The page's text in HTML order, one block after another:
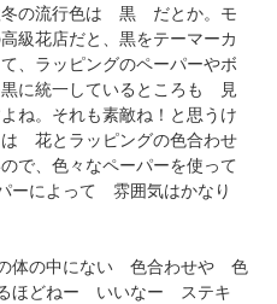
冬の流行色は 黒 だとか。モ
級花店だと、黒をテーマーカ
、ラッピングのペーパーやボ
黒に統一しているところも 見
ね。それも素敵ね！と思うけ
は 花とラッピングの色合わせ
で、色々なペーパーを使って
ーによって 雰囲気はかなり
体の中にない 色合わせや 色
ほどねー いいなー ステキ